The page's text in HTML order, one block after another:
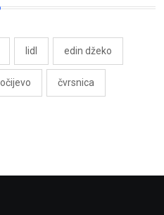
lidl edin džeko
očijevo čvrsnica